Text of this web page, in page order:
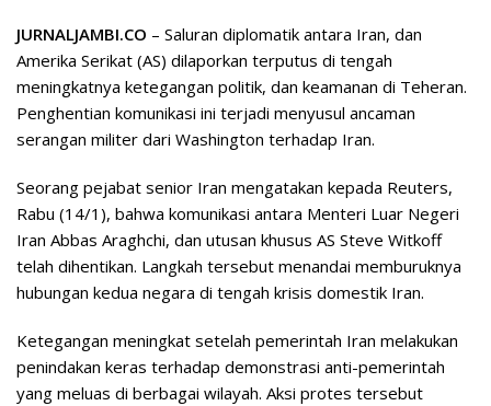
JURNALJAMBI.CO – Saluran diplomatik antara Iran, dan
Amerika Serikat (AS) dilaporkan terputus di tengah
meningkatnya ketegangan politik, dan keamanan di Teheran.
Penghentian komunikasi ini terjadi menyusul ancaman
serangan militer dari Washington terhadap Iran.
Seorang pejabat senior Iran mengatakan kepada Reuters,
Rabu (14/1), bahwa komunikasi antara Menteri Luar Negeri
Iran Abbas Araghchi, dan utusan khusus AS Steve Witkoff
telah dihentikan. Langkah tersebut menandai memburuknya
hubungan kedua negara di tengah krisis domestik Iran.
Ketegangan meningkat setelah pemerintah Iran melakukan
penindakan keras terhadap demonstrasi anti-pemerintah
yang meluas di berbagai wilayah. Aksi protes tersebut